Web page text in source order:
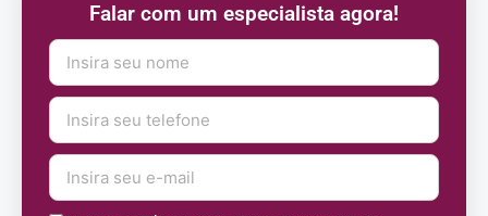
Falar com um especialista agora!